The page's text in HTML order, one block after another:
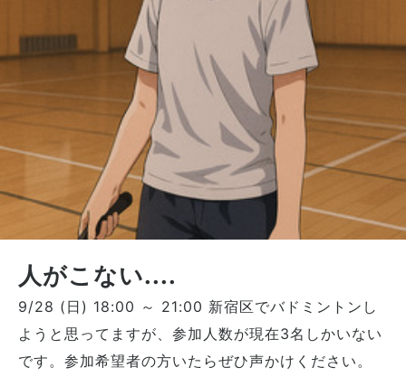
人がこない....
9/28 (日) 18:00 ～ 21:00 新宿区でバドミントンし
ようと思ってますが、参加人数が現在3名しかいない
です。参加希望者の方いたらぜひ声かけください。